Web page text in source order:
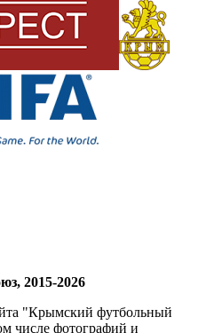
2015-2026
"Крымский футбольный
числе фотографий и